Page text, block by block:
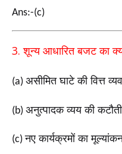
Ans:-(c)
3.शून्य आधारित बजट का
(a) असीमित घाटे की वित्त
(b) अनुत्पादक व्यय की
(c)नए कार्यक्रमों का